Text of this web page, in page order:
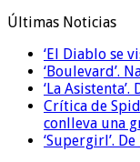
Últimas Noticias
‘El Diablo se
‘Boulevard’.
‘La
Crítica de
conlleva una
‘Supergirl’.